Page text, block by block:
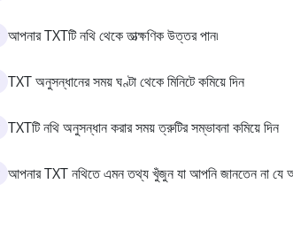
আপনার TXTটি নথি থেকে তাত্ক্ষণিক উত্তর পান৷
TXT অনুসন্ধানের সময় ঘণ্টা থেকে মিনিটে কমিয়ে দিন
TXTটি নথি অনুসন্ধান করার সময় ত্রুটির সম্ভাবনা কমিয়ে দিন
আপনার TXT নথিতে এমন তথ্য খুঁজুন যা আপনি জানতেন না যে